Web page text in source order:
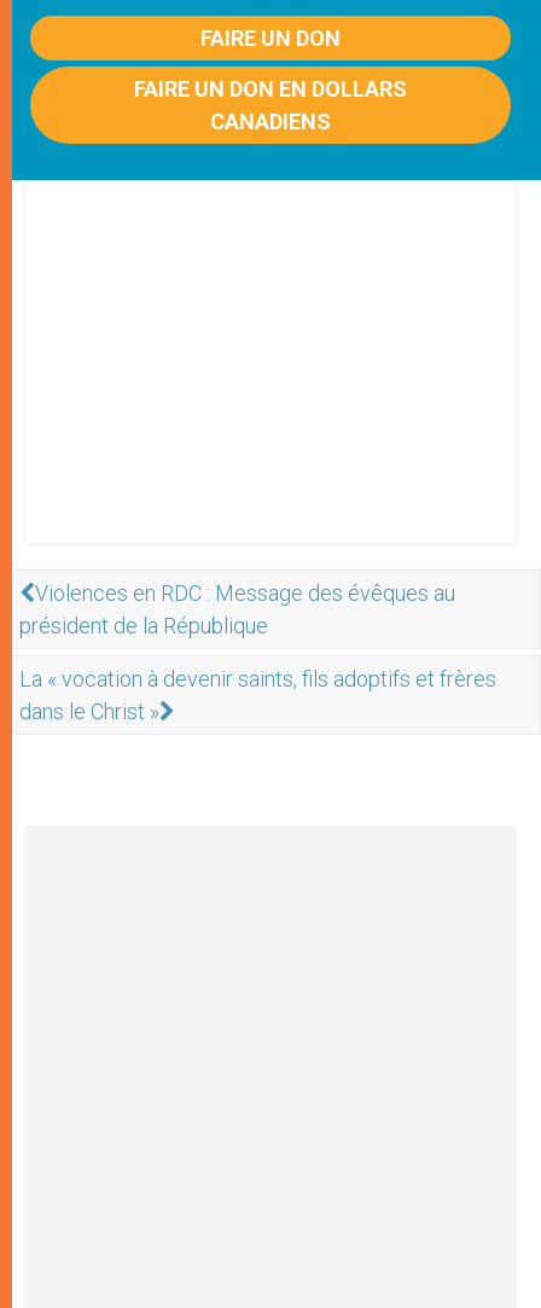
FAIRE UN DON
FAIRE UN DON EN DOLLARS
CANADIENS
Violences en RDC : Message des évêques au
président de la République
La « vocation à devenir saints, fils adoptifs et frères
dans le Christ »